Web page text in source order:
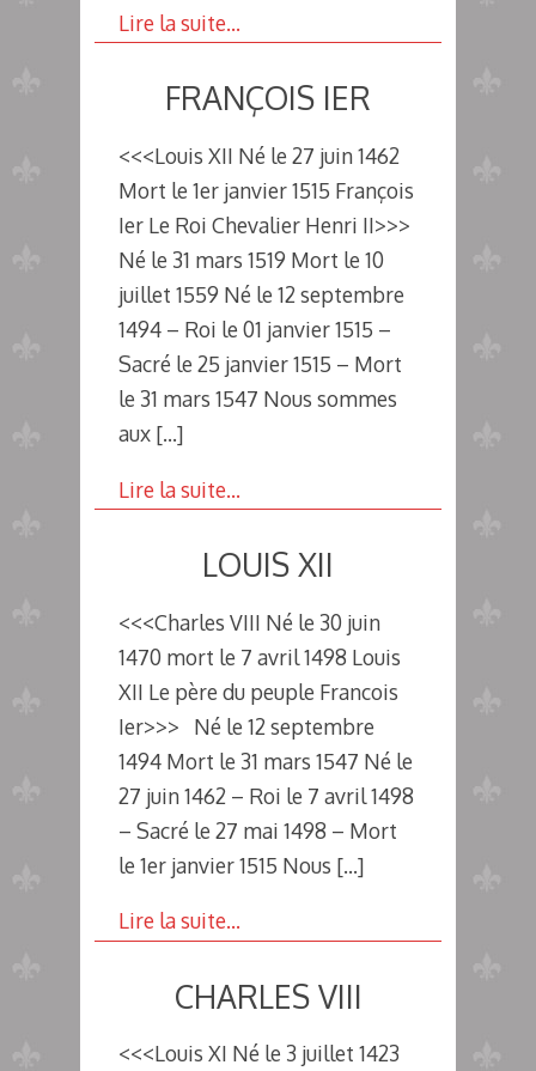
Lire la suite…
FRANÇOIS IER
<<<Louis XII Né le 27 juin 1462
Mort le 1er janvier 1515 François
Ier Le Roi Chevalier Henri II>>>
Né le 31 mars 1519 Mort le 10
juillet 1559 Né le 12 septembre
1494 – Roi le 01 janvier 1515 –
Sacré le 25 janvier 1515 – Mort
le 31 mars 1547 Nous sommes
aux […]
Lire la suite…
LOUIS XII
<<<Charles VIII Né le 30 juin
1470 mort le 7 avril 1498 Louis
XII Le père du peuple Francois
Ier>>> Né le 12 septembre
1494 Mort le 31 mars 1547 Né le
27 juin 1462 – Roi le 7 avril 1498
– Sacré le 27 mai 1498 – Mort
le 1er janvier 1515 Nous […]
Lire la suite…
CHARLES VIII
<<<Louis XI Né le 3 juillet 1423